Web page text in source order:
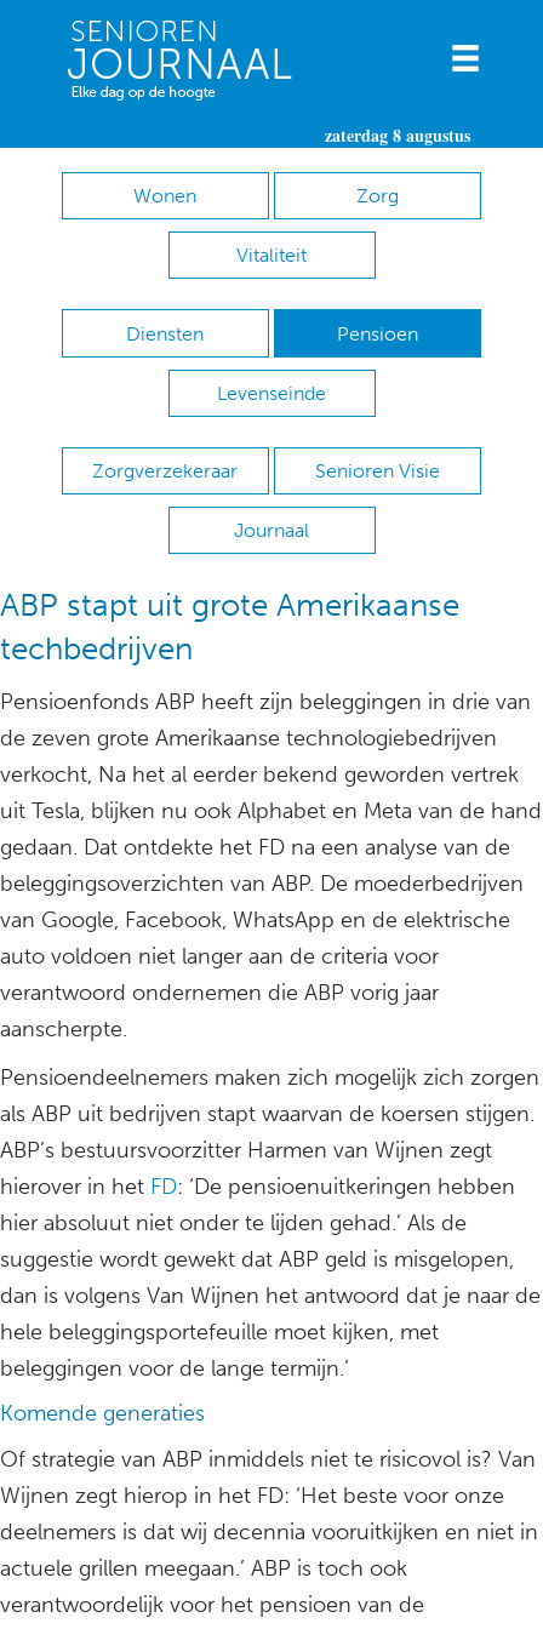
zaterdag 8 augustus
Wonen Zorg
Vitaliteit
Diensten Pensioen
Levenseinde
Zorgverzekeraar Senioren Visie
Journaal
ABP stapt uit grote Amerikaanse
techbedrijven
Pensioenfonds ABP heeft zijn beleggingen in drie van
de zeven grote Amerikaanse technologiebedrijven
verkocht, Na het al eerder bekend geworden vertrek
uit Tesla, blijken nu ook Alphabet en Meta van de hand
gedaan. Dat ontdekte het FD na een analyse van de
beleggingsoverzichten van ABP. De moederbedrijven
van Google, Facebook, WhatsApp en de elektrische
auto voldoen niet langer aan de criteria voor
verantwoord ondernemen die ABP vorig jaar
aanscherpte.
Pensioendeelnemers maken zich mogelijk zich zorgen
als ABP uit bedrijven stapt waarvan de koersen stijgen.
ABP’s bestuursvoorzitter Harmen van Wijnen zegt
hierover in het FD: ‘De pensioenuitkeringen hebben
hier absoluut niet onder te lijden gehad.’ Als de
suggestie wordt gewekt dat ABP geld is misgelopen,
dan is volgens Van Wijnen het antwoord dat je naar de
hele beleggingsportefeuille moet kijken, met
beleggingen voor de lange termijn.’
Komende generaties
Of strategie van ABP inmiddels niet te risicovol is? Van
Wijnen zegt hierop in het FD: ‘Het beste voor onze
deelnemers is dat wij decennia vooruitkijken en niet in
actuele grillen meegaan.’ ABP is toch ook
verantwoordelijk voor het pensioen van de